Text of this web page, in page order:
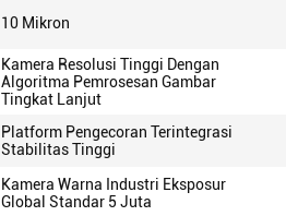
10 Mikron
Kamera Resolusi Tinggi Dengan
Algoritma Pemrosesan Gambar
Tingkat Lanjut
Platform Pengecoran Terintegrasi
Stabilitas Tinggi
Kamera Warna Industri Eksposur
Global Standar 5 Juta